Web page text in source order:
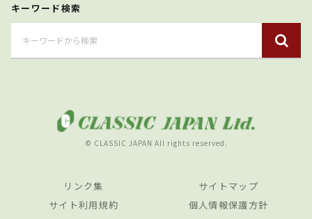
キーワード検索
© CLASSIC JAPAN All rights reserved.
リンク集
サイトマップ
サイト利用規約
個人情報保護方針